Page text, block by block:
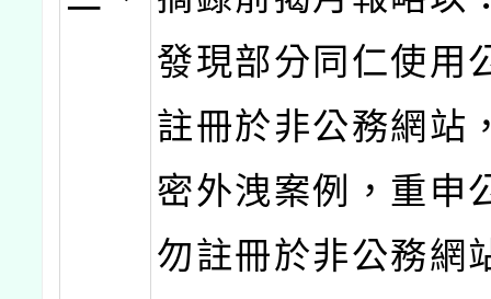
發現部分同仁使用
註冊於非公務網站
密外洩案例，重申
勿註冊於非公務網